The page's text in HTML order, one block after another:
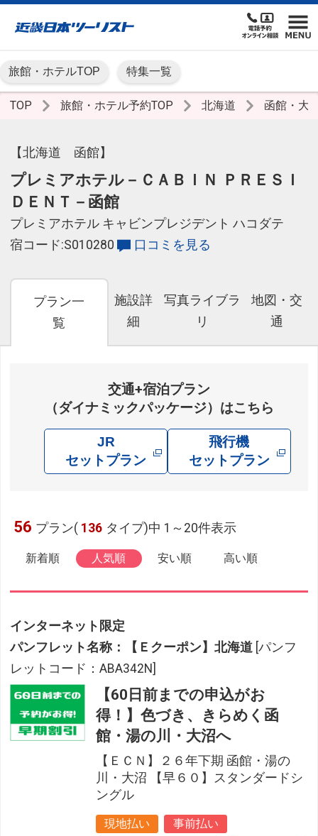
旅館・ホテルTOP 特集一覧
TOP 旅館・ホテル予約TOP 北海道 函館・大
【北海道 函館】
プレミアホテル－ＣＡＢＩＮ ＰＲＥＳＩ
ＤＥＮＴ－函館
プレミアホテル キャビンプレジデント ハコダテ
宿コード:S010280
口コミを見る
プラン一
覧
施設詳
細
写真ライブラ
リ
地図・交
通
交通+宿泊プラン
（ダイナミックパッケージ）はこちら
JR
セットプラン
飛行機
セットプラン
56 プラン( 136 タイプ)中 1～20件表示
新着順 人気順 安い順 高い順
インターネット限定
パンフレット名称：【Ｅクーポン】北海道 [パンフ
レットコード：ABA342N]
【60日前までの申込がお
得！】色づき、きらめく函
館・湯の川・大沼へ
【ＥＣＮ】２６年下期 函館・湯の
川・大沼 【早６０】スタンダードシ
ングル
現地払い
事前払い